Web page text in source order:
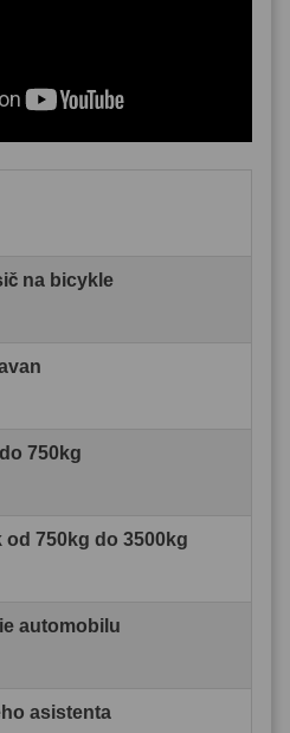
na bicykle
750kg
750kg do 3500kg
automobilu
asistenta